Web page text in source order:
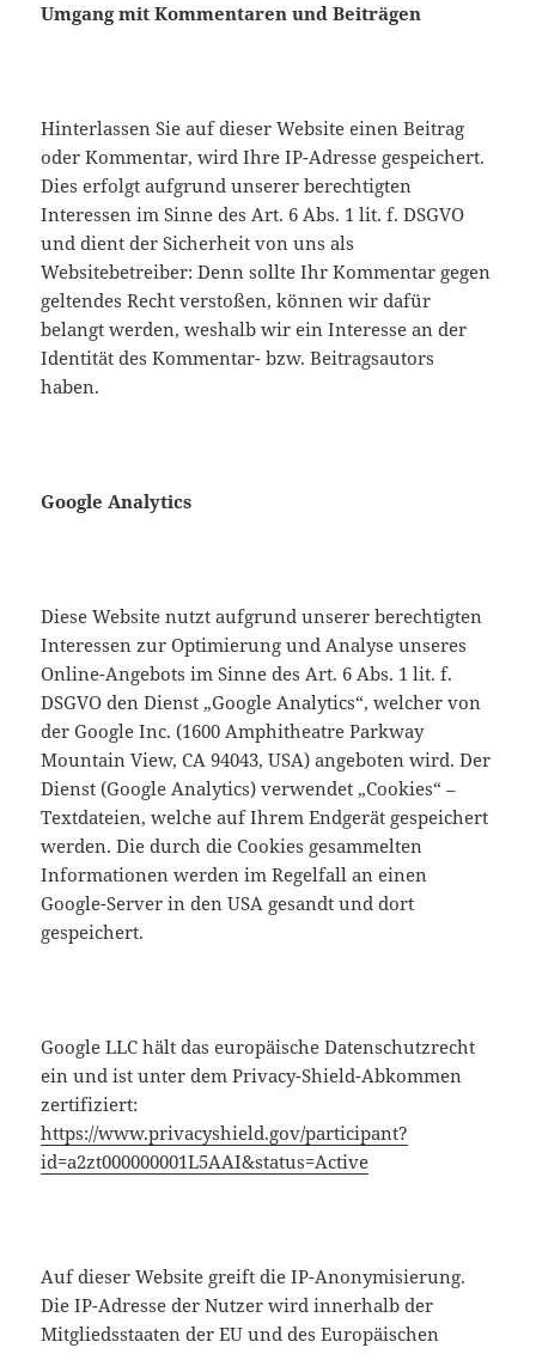
Umgang mit Kommentaren und Beiträgen
Hinterlassen Sie auf dieser Website einen Beitrag
oder Kommentar, wird Ihre IP-Adresse gespeichert.
Dies erfolgt aufgrund unserer berechtigten
Interessen im Sinne des Art. 6 Abs. 1 lit. f. DSGVO
und dient der Sicherheit von uns als
Websitebetreiber: Denn sollte Ihr Kommentar gegen
geltendes Recht verstoßen, können wir dafür
belangt werden, weshalb wir ein Interesse an der
Identität des Kommentar- bzw. Beitragsautors
haben.
Google Analytics
Diese Website nutzt aufgrund unserer berechtigten
Interessen zur Optimierung und Analyse unseres
Online-Angebots im Sinne des Art. 6 Abs. 1 lit. f.
DSGVO den Dienst „Google Analytics“, welcher von
der Google Inc. (1600 Amphitheatre Parkway
Mountain View, CA 94043, USA) angeboten wird. Der
Dienst (Google Analytics) verwendet „Cookies“ –
Textdateien, welche auf Ihrem Endgerät gespeichert
werden. Die durch die Cookies gesammelten
Informationen werden im Regelfall an einen
Google-Server in den USA gesandt und dort
gespeichert.
Google LLC hält das europäische Datenschutzrecht
ein und ist unter dem Privacy-Shield-Abkommen
zertifiziert:
https://www.privacyshield.gov/participant?
id=a2zt000000001L5AAI&status=Active
Auf dieser Website greift die IP-Anonymisierung.
Die IP-Adresse der Nutzer wird innerhalb der
Mitgliedsstaaten der EU und des Europäischen